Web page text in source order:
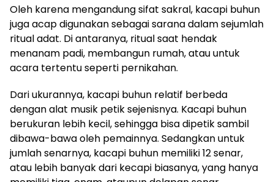
Oleh karena mengandung sifat sakral, kacapi buhun
juga acap digunakan sebagai sarana dalam sejumlah
ritual adat. Di antaranya, ritual saat hendak
menanam padi, membangun rumah, atau untuk
acara tertentu seperti pernikahan.
Dari ukurannya, kacapi buhun relatif berbeda
dengan alat musik petik sejenisnya. Kacapi buhun
berukuran lebih kecil, sehingga bisa dipetik sambil
dibawa-bawa oleh pemainnya. Sedangkan untuk
jumlah senarnya, kacapi buhun memiliki 12 senar,
atau lebih banyak dari kecapi biasanya, yang hanya